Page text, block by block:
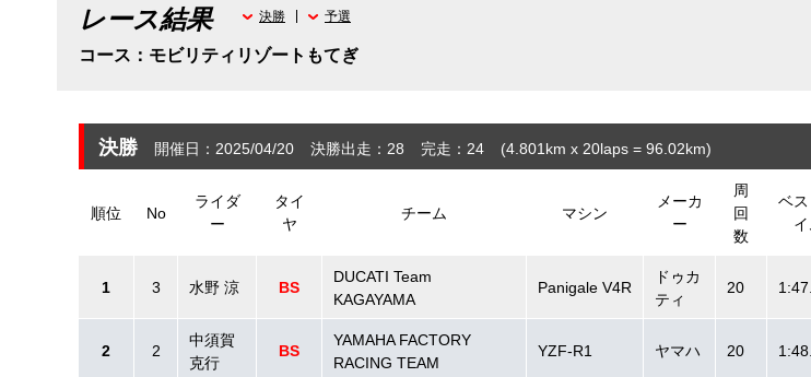
レース結果
コース：モビリティリゾートもてぎ
決勝 予選
決勝 開催日：2025/04/20 決勝出走：28 完走：24 (4.801 km x 20laps = 96.02km)
順位 No
ライダ
ー
タイ
ヤ
チーム マシン
メーカ
ー
周
回
数
ベス
1 3 水野 涼 BS
DUCATI Team
KAGAYAMA
Panigale V4R
ドゥカ
ティ
20
2 2
中須賀
克行
BS
YAMAHA FACTORY
RACING TEAM
YZF-R1 ヤマハ 20